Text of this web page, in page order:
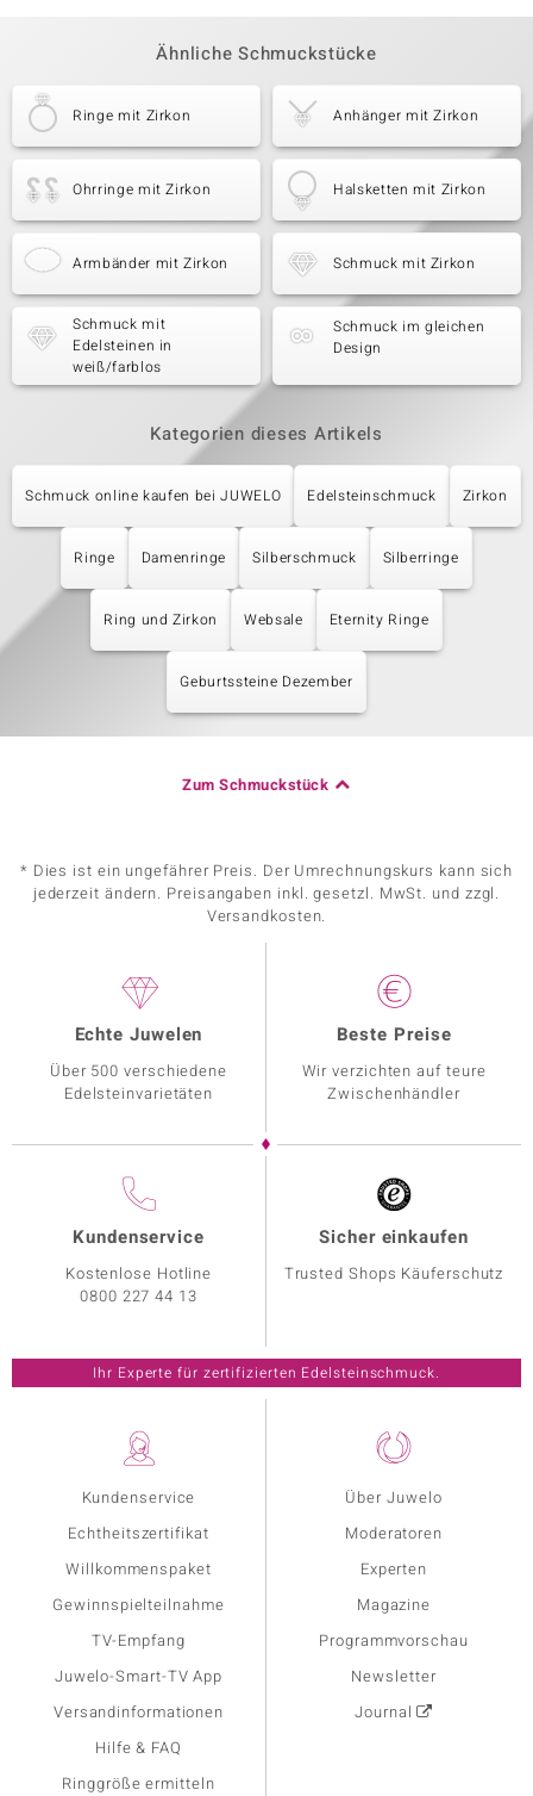
Ähnliche Schmuckstücke
Ringe mit Zirkon Anhänger mit Zirkon
Ohrringe mit Zirkon Halsketten mit Zirkon
Armbänder mit Zirkon Schmuck mit Zirkon
Schmuck mit
Edelsteinen in
weiß/farblos
Schmuck im gleichen
Design
Kategorien dieses Artikels
Schmuck online kaufen bei JUWELO Edelsteinschmuck Zirkon
Ringe Damenringe Silberschmuck Silberringe
Ring und Zirkon Websale Eternity Ringe
Geburtssteine Dezember
Zum Schmuckstück
* Dies ist ein ungefährer Preis. Der Umrechnungskurs kann sich
jederzeit ändern. Preisangaben inkl. gesetzl. MwSt. und zzgl.
Versandkosten.
Kundenservice
Echtheitszertifikat
Willkommenspaket
Gewinnspielteilnahme
TV-Empfang
Juwelo-Smart-TV App
Versandinformationen
Hilfe & FAQ
Ringgröße ermitteln
Über Juwelo
Moderatoren
Experten
Magazine
Programmvorschau
Newsletter
Journal
Echte Juwelen
Über 500 verschiedene
Edelsteinvarietäten
Beste Preise
Wir verzichten auf teure
Zwischenhändler
Kundenservice
Kostenlose Hotline
0800 227 44 13
Sicher einkaufen
Trusted Shops Käuferschutz
Ihr Experte für zertifizierten Edelsteinschmuck.